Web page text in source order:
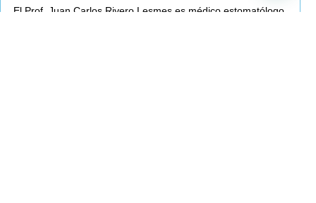
El Prof. Juan Carlos Rivero Lesmes es médico estomatólogo,